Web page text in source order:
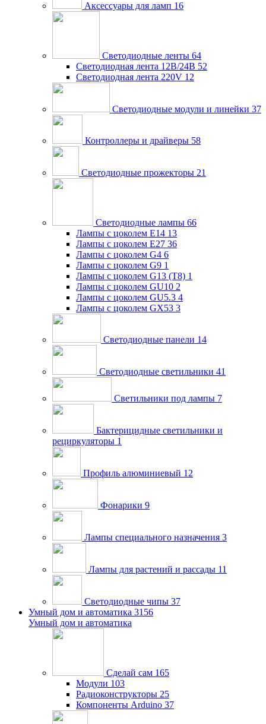
Аксессуары для ламп 16
Светодиодные ленты 64
Светодиодная лента 12В/24В 52
Светодиодная лента 220V 12
Светодиодные модули и линейки 37
Контроллеры и драйверы 58
Светодиодные прожекторы 21
Светодиодные лампы 66
Лампы с цоколем E14 13
Лампы с цоколем E27 36
Лампы с цоколем G4 6
Лампы с цоколем G9 1
Лампы с цоколем G13 (Т8) 1
Лампы с цоколем GU10 2
Лампы с цоколем GU5.3 4
Лампы с цоколем GX53 3
Светодиодные панели 14
Светодиодные светильники 41
Светильники под лампы 7
Бактерицидные светильники и
рециркуляторы 1
Профиль алюминиевый 12
Фонарики 9
Лампы специального назначения 3
Лампы для растений и рассады 11
Светодиодные чипы 37
Умный дом и автоматика 3156
Умный дом и автоматика
Сделай сам 165
Модули 103
Радиоконструкторы 25
Компоненты Arduino 37